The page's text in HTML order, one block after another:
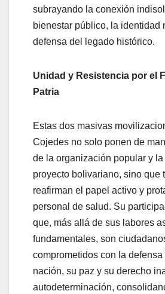
subrayando la conexión
bienestar público, la identidad
defensa del legado histórico.
Unidad y Resistencia por el
Patria
Estas dos masivas
Cojedes no solo ponen de
de la organización popular y la
proyecto bolivariano, sino que
reafirman el papel activo y
personal de salud. Su
que, más allá de sus labores
fundamentales, son
comprometidos con la
nación, su paz y su derecho
autodeterminación,